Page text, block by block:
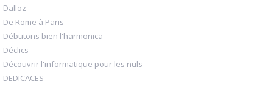
Dalloz
De Rome à Paris
Débutons bien l'harmonica
Déclics
Découvrir l'informatique pour les nuls
DEDICACES